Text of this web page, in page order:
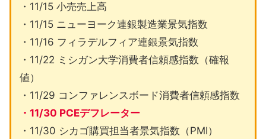
・11/15 小売売上高
・11/15 ニューヨーク連銀製造業景気指数
・11/16 フィラデルフィア連銀景気指数
・11/22 ミシガン大学消費者信頼感指数（確報
値）
・11/29 コンファレンスボード消費者信頼感指数
・11/30 PCEデフレーター
・11/30 シカゴ購買担当者景気指数（PMI）